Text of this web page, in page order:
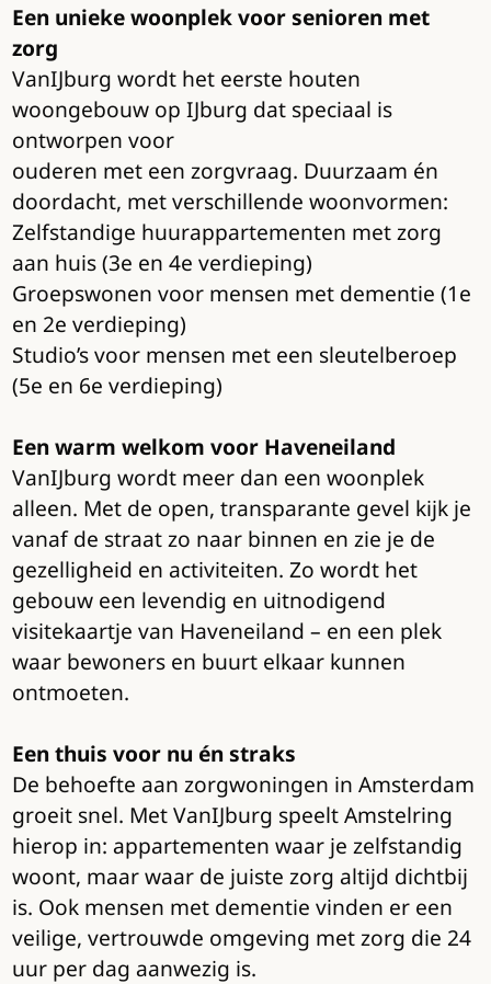
Een unieke woonplek voor senioren met
zorg
VanIJburg wordt het eerste houten
woongebouw op IJburg dat speciaal is
ontworpen voor
ouderen met een zorgvraag. Duurzaam én
doordacht, met verschillende woonvormen:
Zelfstandige huurappartementen met zorg
aan huis (3e en 4e verdieping)
Groepswonen voor mensen met dementie (1e
en 2e verdieping)
Studio’s voor mensen met een sleutelberoep
(5e en 6e verdieping)
Een warm welkom voor Haveneiland
VanIJburg wordt meer dan een woonplek
alleen. Met de open, transparante gevel kijk je
vanaf de straat zo naar binnen en zie je de
gezelligheid en activiteiten. Zo wordt het
gebouw een levendig en uitnodigend
visitekaartje van Haveneiland – en een plek
waar bewoners en buurt elkaar kunnen
ontmoeten.
Een thuis voor nu én straks
De behoefte aan zorgwoningen in Amsterdam
groeit snel. Met VanIJburg speelt Amstelring
hierop in: appartementen waar je zelfstandig
woont, maar waar de juiste zorg altijd dichtbij
is. Ook mensen met dementie vinden er een
veilige, vertrouwde omgeving met zorg die 24
uur per dag aanwezig is.